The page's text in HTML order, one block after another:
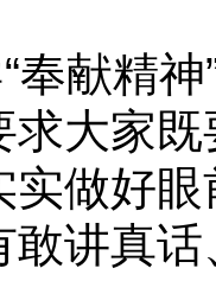
奉献精
求大家
实做好
敢讲真